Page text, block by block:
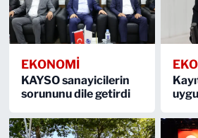
EKONOMİ
KAYSO sanayicilerin
sorununu dile getirdi